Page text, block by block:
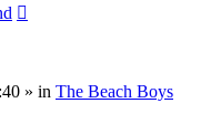
» in The Beach Boys